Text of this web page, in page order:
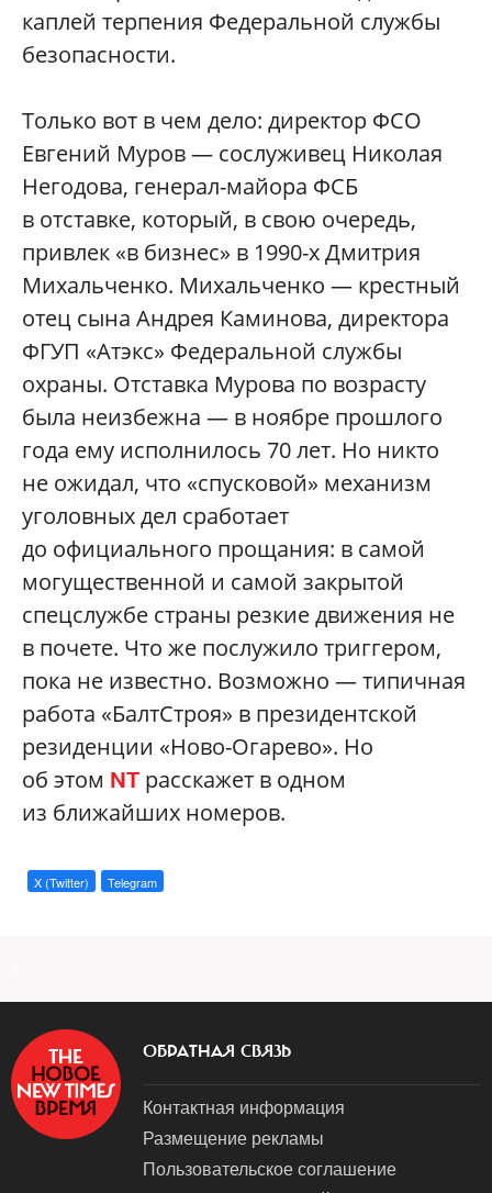
каплей терпения Федеральной службы
безопасности.
Только вот в чем дело: директор ФСО
Евгений Муров — сослуживец Николая
Негодова, генерал-майора ФСБ
в отставке, который, в свою очередь,
привлек «в бизнес» в 1990-х Дмитрия
Михальченко. Михальченко — крестный
отец сына Андрея Каминова, директора
ФГУП «Атэкс» Федеральной службы
охраны. Отставка Мурова по возрасту
была неизбежна — в ноябре прошлого
года ему исполнилось 70 лет. Но никто
не ожидал, что «спусковой» механизм
уголовных дел сработает
до официального прощания: в самой
могущественной и самой закрытой
спецслужбе страны резкие движения не
в почете. Что же послужило триггером,
пока не известно. Возможно — типичная
работа «БалтСтроя» в президентской
резиденции «Ново-Огарево». Но
об этом NT расскажет в одном
из ближайших номеров.
X (Twitter) Telegram
ОБРАТНАЯ СВЯЗЬ
Контактная информация
Размещение рекламы
Пользовательское соглашение